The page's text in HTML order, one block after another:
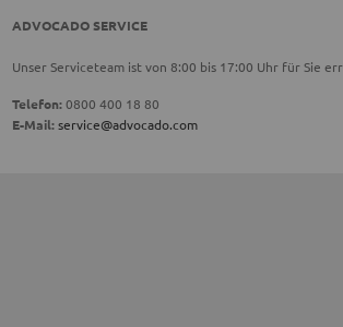
ADVOCADO SERVICE
Unser Serviceteam ist von 8:00 bis 17:00 Uhr für Sie
Telefon:0800 400 18 80
E-Mail:service@advocado.com